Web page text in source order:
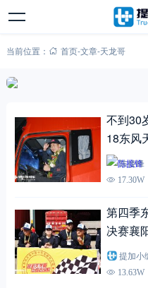
当前位置： 首页-文章-天龙哥
不到30
18东风
陈接锋
17.30W
第四季
决赛襄
提加小
13.63W